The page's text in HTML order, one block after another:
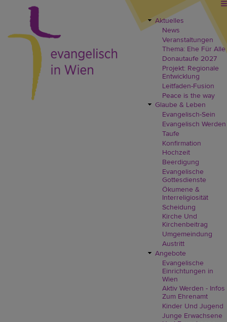
EVW
Header
Menü
Aktuelles
News
Veranstaltungen
Thema: Ehe Für Alle
Donautaufe 2027
Projekt: Regionale
Entwicklung
Leitfaden-Fusion
Peace is the way
Glaube & Leben
Evangelisch-Sein
Evangelisch Werden
Taufe
Konfirmation
Hochzeit
Beerdigung
Evangelische
Gottesdienste
Ökumene &
Interreligiosität
Scheidung
Kirche Und
Kirchenbeitrag
Umgemeindung
Austritt
Angebote
Evangelische
Einrichtungen in
Wien
Aktiv Werden - Infos
Zum Ehrenamt
Kinder Und Jugend
Junge Erwachsene